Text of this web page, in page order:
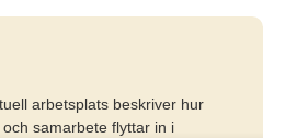
arbetsplats beskriver hur
samarbete flyttar in i